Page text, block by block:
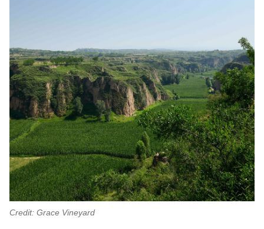
Credit: Grace Vineyard